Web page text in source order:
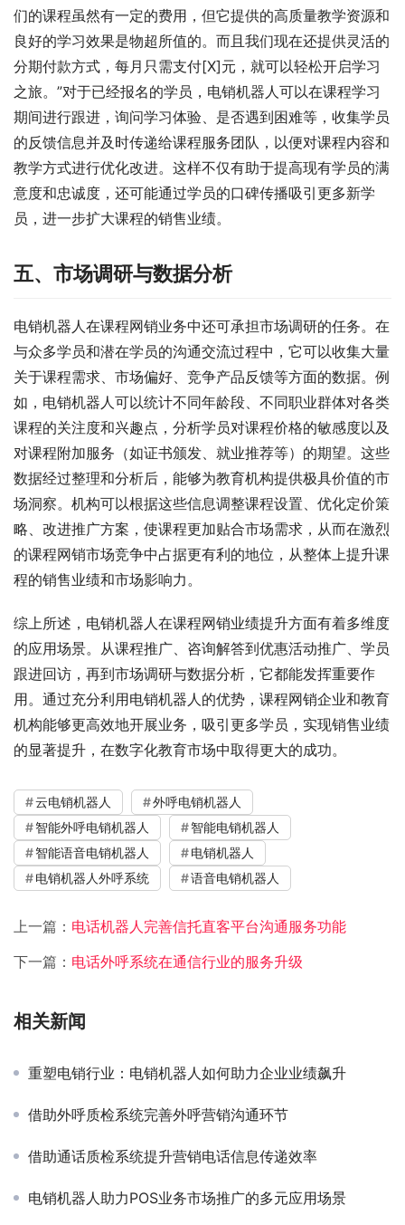
们的课程虽然有一定的费用，但它提供的高质量教学资源和
良好的学习效果是物超所值的。而且我们现在还提供灵活的
分期付款方式，每月只需支付[X]元，就可以轻松开启学习
之旅。”对于已经报名的学员，电销机器人可以在课程学习
期间进行跟进，询问学习体验、是否遇到困难等，收集学员
的反馈信息并及时传递给课程服务团队，以便对课程内容和
教学方式进行优化改进。这样不仅有助于提高现有学员的满
意度和忠诚度，还可能通过学员的口碑传播吸引更多新学
员，进一步扩大课程的销售业绩。
五、市场调研与数据分析
电销机器人在课程网销业务中还可承担市场调研的任务。在
与众多学员和潜在学员的沟通交流过程中，它可以收集大量
关于课程需求、市场偏好、竞争产品反馈等方面的数据。例
如，电销机器人可以统计不同年龄段、不同职业群体对各类
课程的关注度和兴趣点，分析学员对课程价格的敏感度以及
对课程附加服务（如证书颁发、就业推荐等）的期望。这些
数据经过整理和分析后，能够为教育机构提供极具价值的市
场洞察。机构可以根据这些信息调整课程设置、优化定价策
略、改进推广方案，使课程更加贴合市场需求，从而在激烈
的课程网销市场竞争中占据更有利的地位，从整体上提升课
程的销售业绩和市场影响力。
综上所述，电销机器人在课程网销业绩提升方面有着多维度
的应用场景。从课程推广、咨询解答到优惠活动推广、学员
跟进回访，再到市场调研与数据分析，它都能发挥重要作
用。通过充分利用电销机器人的优势，课程网销企业和教育
机构能够更高效地开展业务，吸引更多学员，实现销售业绩
的显著提升，在数字化教育市场中取得更大的成功。
云电销机器人
外呼电销机器人
智能外呼电销机器人
智能电销机器人
智能语音电销机器人
电销机器人
电销机器人外呼系统
语音电销机器人
上一篇： 电话机器人完善信托直客平台沟通服务功能
下一篇： 电话外呼系统在通信行业的服务升级
相关新闻
重塑电销行业：电销机器人如何助力企业业绩飙升
借助外呼质检系统完善外呼营销沟通环节
借助通话质检系统提升营销电话信息传递效率
电销机器人助力POS业务市场推广的多元应用场景